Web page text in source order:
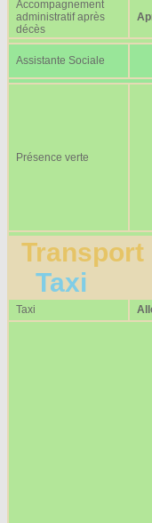
Accompagnement
administratif après
décès
Assistante Sociale
Présence verte
Transport
Taxi
Taxi